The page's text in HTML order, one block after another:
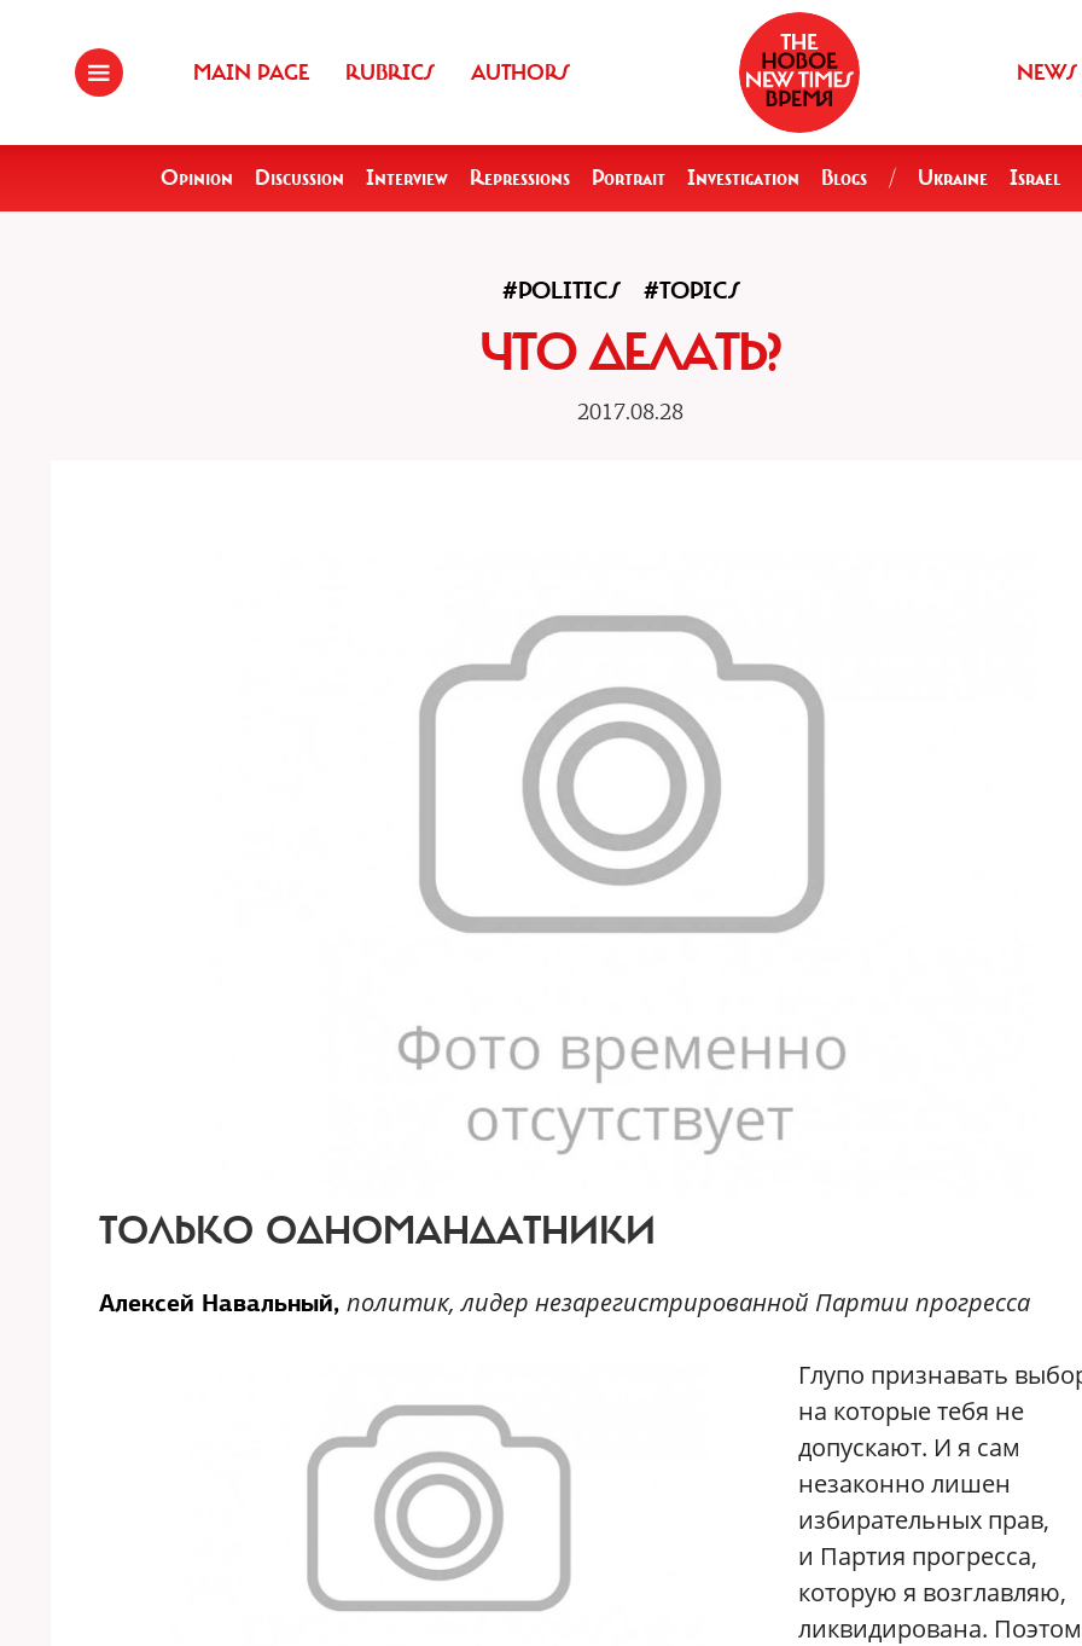
MAIN PAGE RUBRICS AUTHORS NEWS
Opinion Discussion Interview Repressions Portrait Investigation Blogs / Ukraine Israel
#POLITICS #TOPICS
ЧТО ДЕЛАТЬ?
2017.08.28
ТОЛЬКО ОДНОМАНДАТНИКИ
Алексей Навальный, политик, лидер незарегистрированной Партии прогресса
Глупо признавать
на которые тебя не
допускают. И я сам
незаконно лишен
избирательных прав,
и Партия прогресса,
которую я возглавляю,
ликвидирована.